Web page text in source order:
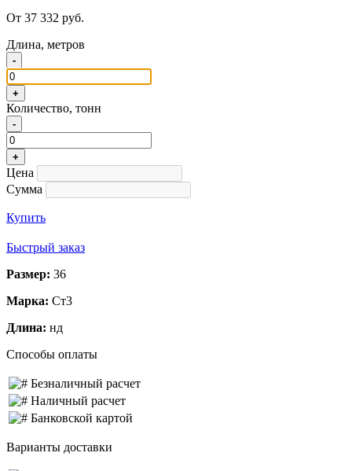
От 37 332 руб.
Длина, метров
-
+
Количество, тонн
-
+
Цена
Сумма
Купить
Быстрый заказ
Размер: 36
Марка: Ст3
Длина: нд
Способы оплаты
Безналичный расчет
Наличный расчет
Банковской картой
Варианты доставки